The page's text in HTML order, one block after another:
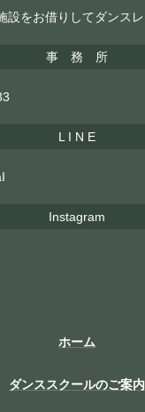
設をお借りしてダンスレ
事 務 所
L I N E
Instagram
ホーム
ダンススクールのご案内